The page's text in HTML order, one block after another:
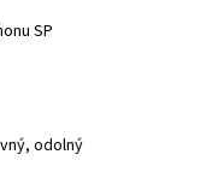
SP
odolný